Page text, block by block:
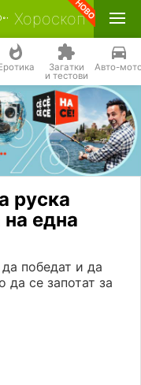
Хороскоп
Загатки
и тестови
Авто-
руска
една
победат и да
да се запотат за